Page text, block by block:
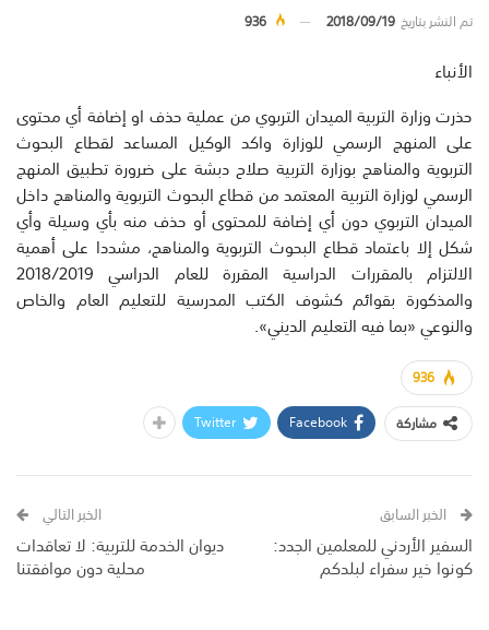
تم النشر بتاريخ2018/09/19
936
الأنباء
حذرت وزارة التربية الميدان التربوي من عملية حذف او إضافة أي محتوى
على المنهج الرسمي للوزارة واكد الوكيل المساعد لقطاع البحوث
التربوية والمناهج بوزارة التربية صلاح دبشة على ضرورة تطبيق المنهج
الرسمي لوزارة التربية المعتمد من قطاع البحوث التربوية والمناهج داخل
الميدان التربوي دون أي إضافة للمحتوى أو حذف منه بأي وسيلة وأي
شكل إلا باعتماد قطاع البحوث التربوية والمناهج، مشددا على أهمية
الالتزام بالمقررات الدراسية المقررة للعام الدراسي 2018/2019
والمذكورة بقوائم كشوف الكتب المدرسية للتعليم العام والخاص
والنوعي «بما فيه التعليم الديني».
936
مشاركة
Facebook
Twitter
الخبر السابق
السفير الأردني للمعلمين الجدد:
كونوا خير سفراء لبلدكم
الخبر التالي
ديوان الخدمة للتربية: لا تعاقدات
محلية دون موافقتنا